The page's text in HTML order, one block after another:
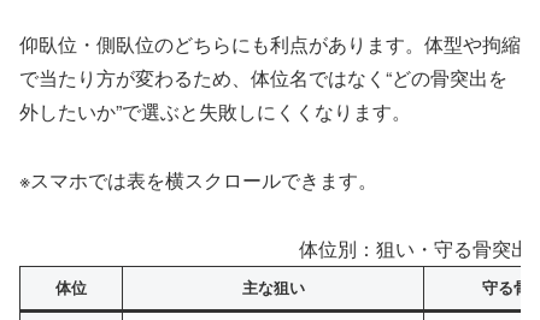
仰臥位・側臥位のどちらにも利点があります。体型や拘縮
で当たり方が変わるため、体位名ではなく“どの骨突出を
外したいか”で選ぶと失敗しにくくなります。
※スマホでは表を横スクロールできます。
体位別：狙い・守る骨突出
体位 主な狙い 守る骨